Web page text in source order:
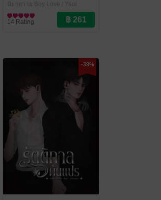
นิยายวาย Boy Love / Yaoi
14 Rating
-39%